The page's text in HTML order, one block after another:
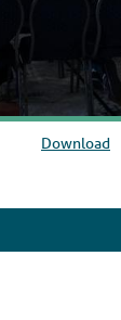
Download